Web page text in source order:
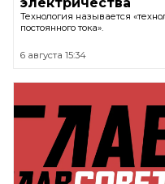
Технология называется
постоянного тока».
6 августа 15:34